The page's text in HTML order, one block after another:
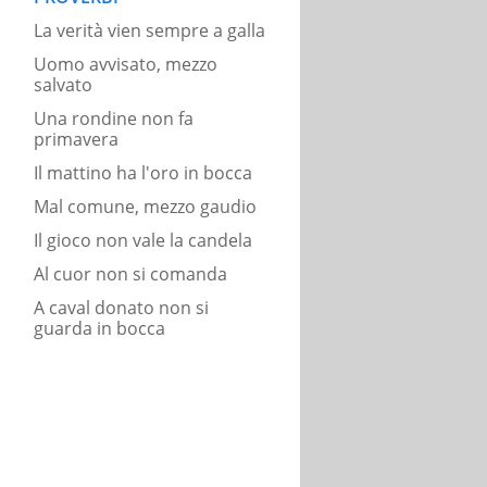
La verità vien sempre a galla
Uomo avvisato, mezzo
salvato
Una rondine non fa
primavera
Il mattino ha l'oro in bocca
Mal comune, mezzo gaudio
Il gioco non vale la candela
Al cuor non si comanda
A caval donato non si
guarda in bocca